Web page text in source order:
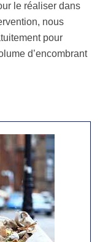
le réaliser dans
nous
pour
d’encombrant